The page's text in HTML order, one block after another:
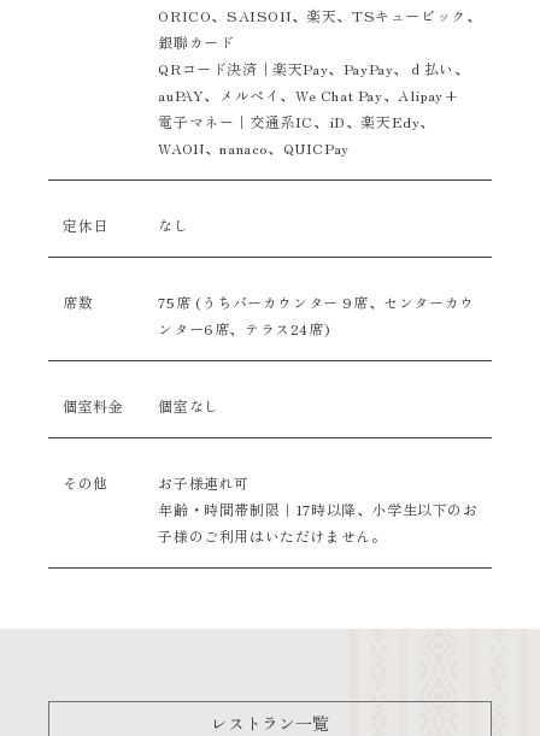
ORICO、SAISON、楽天、TSキュービック、
銀聯カード
QRコード決済｜楽天Pay、PayPay、ｄ払い、
auPAY、メルペイ、We Chat Pay、 Alipay+
電子マネー｜交通系IC、iD、楽天Edy、
WAON、nanaco、QUICPay
定休日 なし
席数
75席 (うちバーカウンター 9席、センターカウ
ンター6席、テラス24席)
個室料金 個室なし
その他
お子様連れ可
年齢・時間帯制限｜17時以降、小学生以下のお
子様のご利用はいただけません。
レストラン一覧